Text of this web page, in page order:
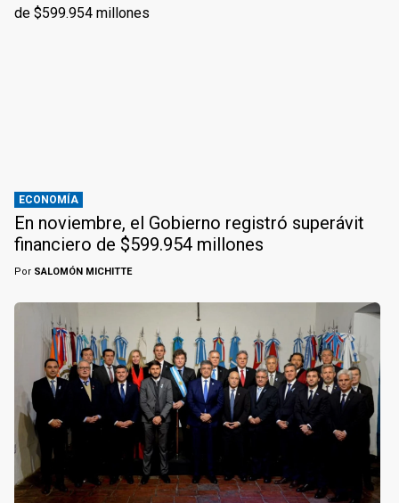
ECONOMÍA
En noviembre, el Gobierno registró superávit
financiero de $599.954 millones
Por SALOMÓN MICHITTE